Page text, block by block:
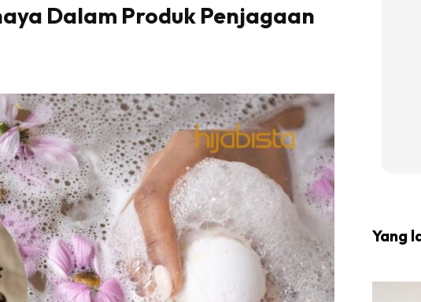
#1 on top dengan fashion muslimah terkini di HIJABISTA!
KLIK DI SEENI
Dalam Produk Penjagaan
Yang